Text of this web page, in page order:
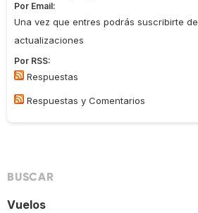
Por Email:
Una vez que entres podrás suscribirte
actualizaciones
Por RSS:
Respuestas
Respuestas y Comentarios
BUSCAR
Vuelos